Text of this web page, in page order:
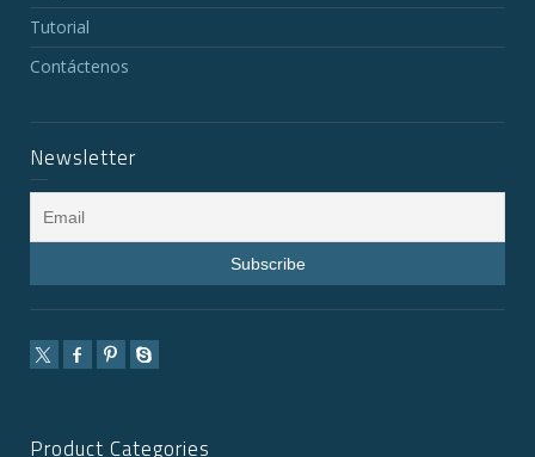
Tutorial
Contáctenos
Newsletter
Product Categories